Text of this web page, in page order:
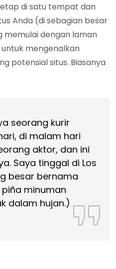
di satu tempat dan
Anda (di sebagian besar
memulai dengan laman
mengenalkan
potensial situs. Biasanya
seorang kurir
di malam hari
aktor, dan ini
Saya tinggal di Los
besar bernama
minuman
dalam hujan.)